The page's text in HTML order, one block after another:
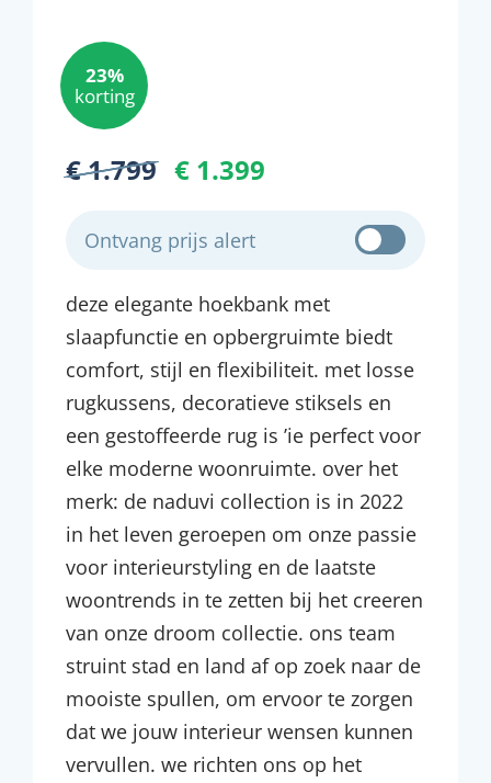
23%
korting
€ 1.799 € 1.399
Ontvang prijs alert
deze elegante hoekbank met
slaapfunctie en opbergruimte biedt
comfort, stijl en flexibiliteit. met losse
rugkussens, decoratieve stiksels en
een gestoffeerde rug is ’ie perfect voor
elke moderne woonruimte. over het
merk: de naduvi collection is in 2022
in het leven geroepen om onze passie
voor interieurstyling en de laatste
woontrends in te zetten bij het creeren
van onze droom collectie. ons team
struint stad en land af op zoek naar de
mooiste spullen, om ervoor te zorgen
dat we jouw interieur wensen kunnen
vervullen. we richten ons op het